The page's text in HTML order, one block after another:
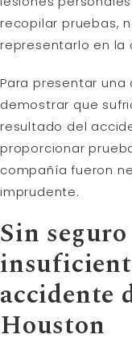
recopilar pruebas,
representarlo en la
Para presentar
demostrar que
resultado del
proporcionar
compañía fueron
imprudente.
Sin
accidente
Houston